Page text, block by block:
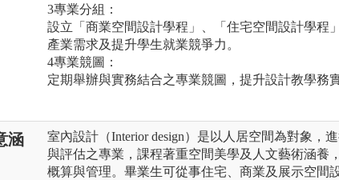
3專業分組：
設立「商業空間設計學程」、「住宅空間設計學程
產業需求及提升學生就業競爭力。
4專業競圖：
定期舉辦與實務結合之專業競圖，提升設計教學務實
涵
室內設計（Interior design）是以人居空間為對象，
與評估之專業，課程著重空間美學及人文藝術涵養
概算與管理。畢業生可從事住宅、商業及展示空間